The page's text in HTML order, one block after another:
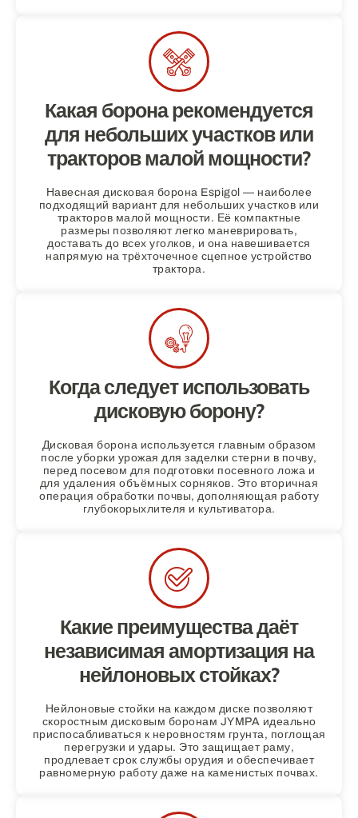
Какая борона рекомендуется
для небольших участков или
тракторов малой мощности?
Навесная дисковая борона Espigol — наиболее
подходящий вариант для небольших участков или
тракторов малой мощности. Её компактные
размеры позволяют легко маневрировать,
доставать до всех уголков, и она навешивается
напрямую на трёхточечное сцепное устройство
трактора.
Когда следует использовать
дисковую борону?
Дисковая борона используется главным образом
после уборки урожая для заделки стерни в почву,
перед посевом для подготовки посевного ложа и
для удаления объёмных сорняков. Это вторичная
операция обработки почвы, дополняющая работу
глубокорыхлителя и культиватора.
Какие преимущества даёт
независимая амортизация на
нейлоновых стойках?
Нейлоновые стойки на каждом диске позволяют
скоростным дисковым боронам JYMPA идеально
приспосабливаться к неровностям грунта, поглощая
перегрузки и удары. Это защищает раму,
продлевает срок службы орудия и обеспечивает
равномерную работу даже на каменистых почвах.